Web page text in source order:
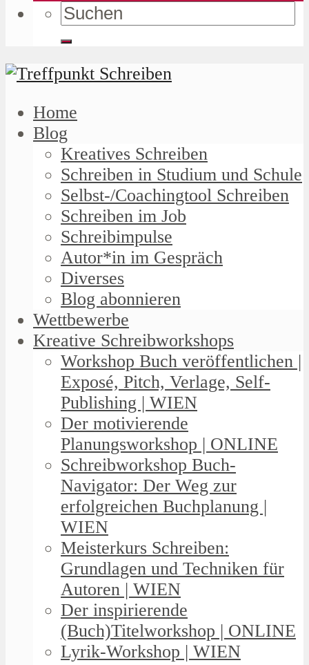
Home
Blog
Kreatives Schreiben
Schreiben in Studium und Schule
Selbst-/Coachingtool Schreiben
Schreiben im Job
Schreibimpulse
Autor*in im Gespräch
Diverses
Blog abonnieren
Wettbewerbe
Kreative Schreibworkshops
Workshop Buch veröffentlichen |
Exposé, Pitch, Verlage, Self-
Publishing | WIEN
Der motivierende
Planungsworkshop | ONLINE
Schreibworkshop Buch-
Navigator: Der Weg zur
erfolgreichen Buchplanung |
WIEN
Meisterkurs Schreiben:
Grundlagen und Techniken für
Autoren | WIEN
Der inspirierende
(Buch)Titelworkshop | ONLINE
Lyrik-Workshop | WIEN